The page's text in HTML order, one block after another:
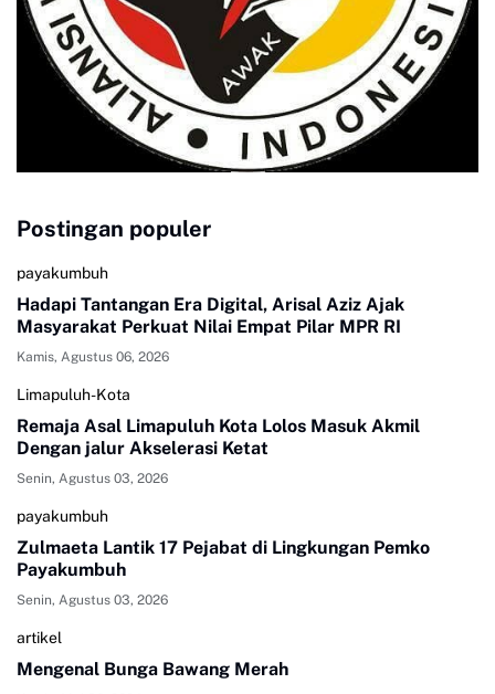
Postingan populer
payakumbuh
Hadapi Tantangan Era Digital, Arisal Aziz Ajak
Masyarakat Perkuat Nilai Empat Pilar MPR RI
Kamis, Agustus 06, 2026
Limapuluh-Kota
Remaja Asal Limapuluh Kota Lolos Masuk Akmil
Dengan jalur Akselerasi Ketat
Senin, Agustus 03, 2026
payakumbuh
Zulmaeta Lantik 17 Pejabat di Lingkungan Pemko
Payakumbuh
Senin, Agustus 03, 2026
artikel
Mengenal Bunga Bawang Merah